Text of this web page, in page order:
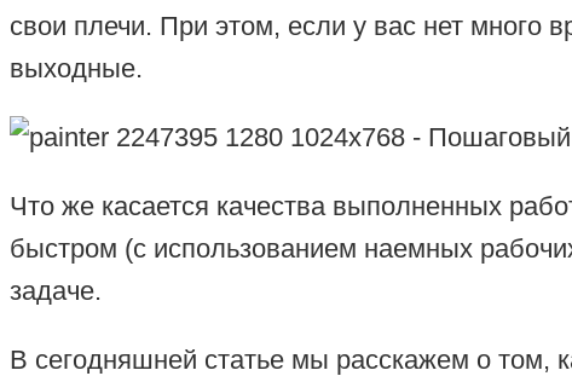
свои плечи. При этом, если у вас нет много
выходные.
Что же касается качества выполненных
быстром (с использованием наемных
задаче.
В сегодняшней статье мы расскажем о том,